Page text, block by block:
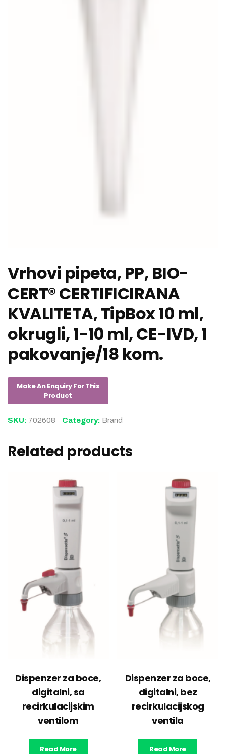
Vrhovi pipeta, PP, BIO-
CERT® CERTIFICIRANA
KVALITETA, TipBox 10 ml,
okrugli, 1-10 ml, CE-IVD, 1
pakovanje/18 kom.
SKU: 702608 Category: Brand
Related products
Dispenzer za boce,
digitalni, sa
recirkulacijskim
ventilom
Read More
Dispenzer za boce,
digitalni, bez
recirkulacijskog
ventila
Read More